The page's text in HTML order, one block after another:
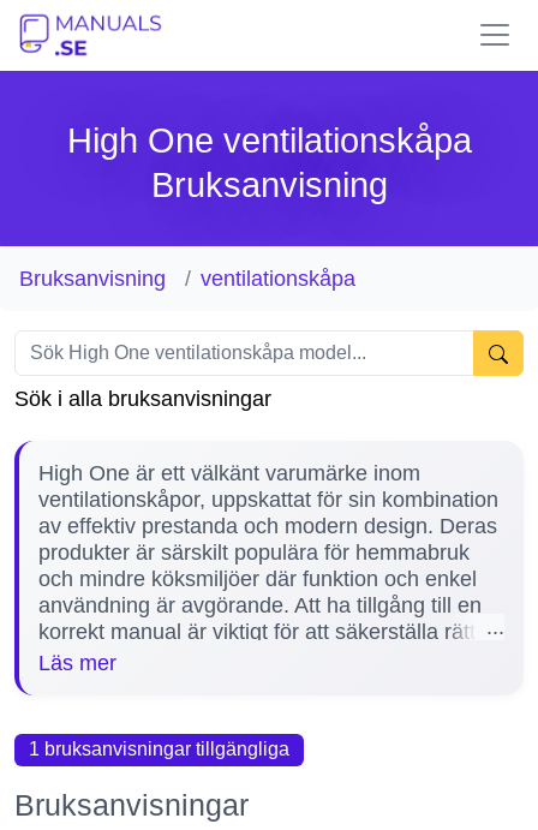
High One ventilationskåpa
Bruksanvisning
Bruksanvisning ventilationskåpa
Sök i alla bruksanvisningar
High One är ett välkänt varumärke inom
ventilationskåpor, uppskattat för sin kombination
av effektiv prestanda och modern design. Deras
produkter är särskilt populära för hemmabruk
och mindre köksmiljöer där funktion och enkel
användning är avgörande. Att ha tillgång till en
korrekt manual är viktigt för att säkerställa rätt
installation, underhåll och felsökning av
tillgänglig manual, inklusive den populära
modellen CH 60 W302C V2. Denna manual
hjälper användare att snabbt hitta rätt
information för optimal användning och långvarig
Läs mer
1 bruksanvisningar tillgängliga
Bruksanvisningar